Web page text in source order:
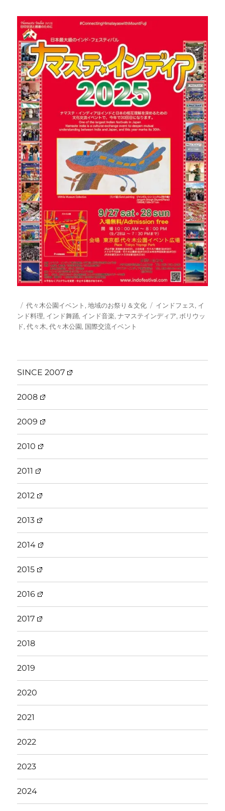
投
稿
日:
カ
テ
ゴ
代々木公園イベント ,地域のお祭り＆文化
タ
グ
インドフェス, イ
ンド料理, インド舞踊, インド音楽,ナマステインディア, ボリウッ
ド,代々木,代々木公園, 国際交流イベント
SINCE 2007
2008
2009
2010
2011
2012
2013
2014
2015
2016
2017
2018
2019
2020
2021
2022
2023
2024